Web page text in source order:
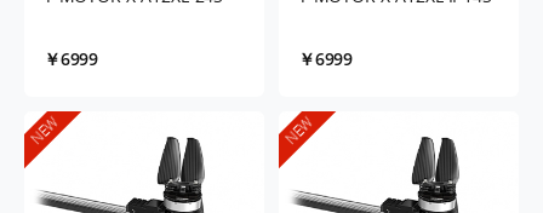
￥6999 ￥6999
NEW NEW